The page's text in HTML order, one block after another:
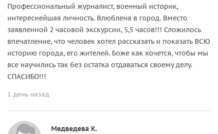
Профессиональный журналист, военный историк,
интереснейшая личность. Влюблена в город. Вместо
заявленной 2 часовой экскурсии, 5,5 часов!!! Сложилось
впечатление, что человек хотел рассказать и показать ВСЮ
историю города, его жителей. Боже как хочется, чтобы мы
все научились так без остатка отдаваться своему делу.
СПАСИБО!!!
1 день назад
Медведева К.